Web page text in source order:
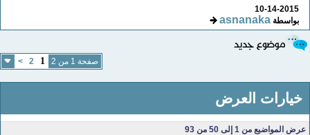
10-14-2015
بواسطةasnanaka
صفحة 1 من 2 2
>
خيارات العرض
عرض المواضيع من 1 إلى 50 من 93